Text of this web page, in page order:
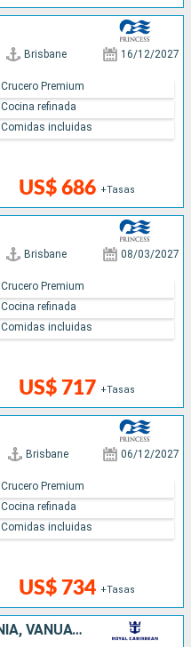
Brisbane 16/12/2027
US$ 686 +Tasas
Crucero Premium
Cocina refinada
Comidas incluidas
Brisbane 08/03/2027
US$ 717 +Tasas
Crucero Premium
Cocina refinada
Comidas incluidas
Brisbane 06/12/2027
US$ 734 +Tasas
Crucero Premium
Cocina refinada
Comidas incluidas
AUSTRALIA, NUEVA CALEDONIA, VANUATU